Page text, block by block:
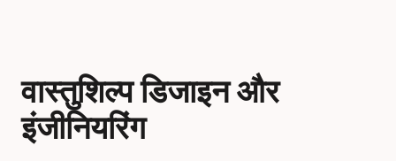
वास्तुशिल्प डिजाइन और
इंजीनियरिंग